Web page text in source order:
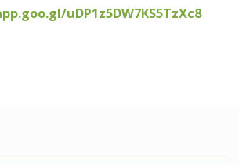
uDP1z5DW7KS5TzXc8